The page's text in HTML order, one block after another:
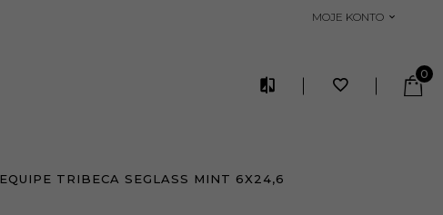
MOJE KONTO
0
EQUIPE TRIBECA SEGLASS MINT 6X24,6